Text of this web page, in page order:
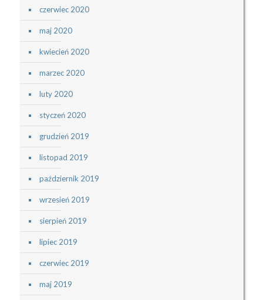
czerwiec 2020
maj 2020
kwiecień 2020
marzec 2020
luty 2020
styczeń 2020
grudzień 2019
listopad 2019
październik 2019
wrzesień 2019
sierpień 2019
lipiec 2019
czerwiec 2019
maj 2019